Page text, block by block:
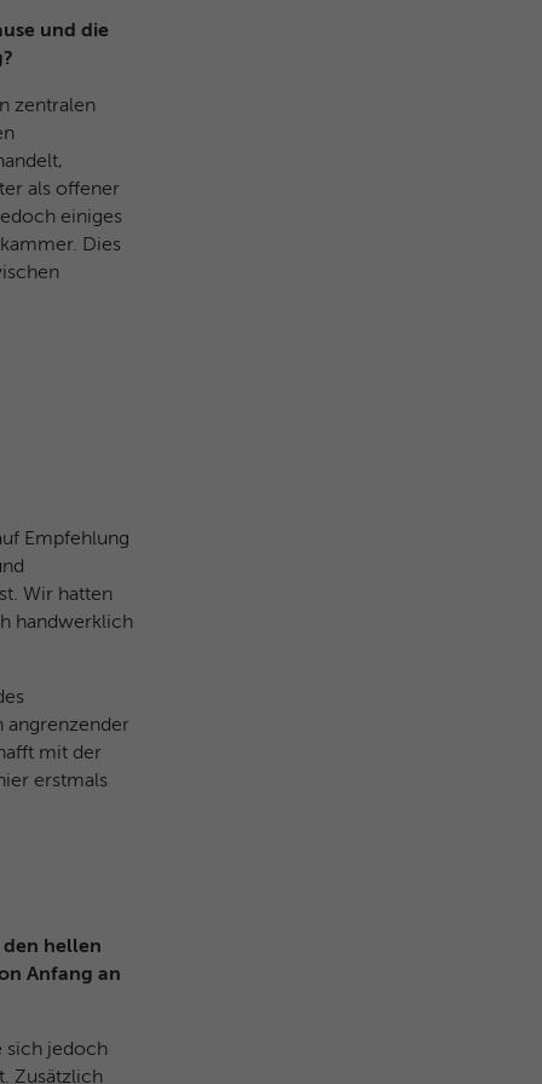
und die
zentralen
als offener
einiges
Dies
Empfehlung
Wir hatten
handwerklich
angrenzender
mit der
erstmals
den hellen
Anfang an
sich jedoch
Zusätzlich